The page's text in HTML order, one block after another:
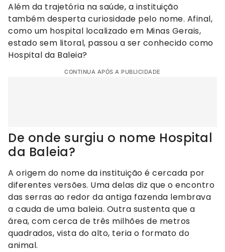
Além da trajetória na saúde, a instituição
também desperta curiosidade pelo nome. Afinal,
como um hospital localizado em Minas Gerais,
estado sem litoral, passou a ser conhecido como
Hospital da Baleia?
CONTINUA APÓS A PUBLICIDADE
De onde surgiu o nome Hospital
da Baleia?
A origem do nome da instituição é cercada por
diferentes versões. Uma delas diz que o encontro
das serras ao redor da antiga fazenda lembrava
a cauda de uma baleia. Outra sustenta que a
área, com cerca de três milhões de metros
quadrados, vista do alto, teria o formato do
animal.